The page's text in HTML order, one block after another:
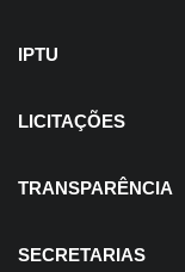
IPTU
LICITAÇÕES
TRANSPARÊNCIA
SECRETARIAS